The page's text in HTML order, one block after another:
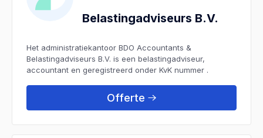
Belastingadviseurs B.V.
Het administratiekantoor BDO Accountants &
Belastingadviseurs B.V. is een belastingadviseur,
accountant en geregistreerd onder KvK nummer .
Offerte